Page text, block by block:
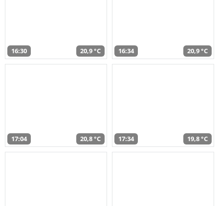
16:30 20,9 °C 16:34 20,9 °C
17:04 20,8 °C 17:34 19,8 °C